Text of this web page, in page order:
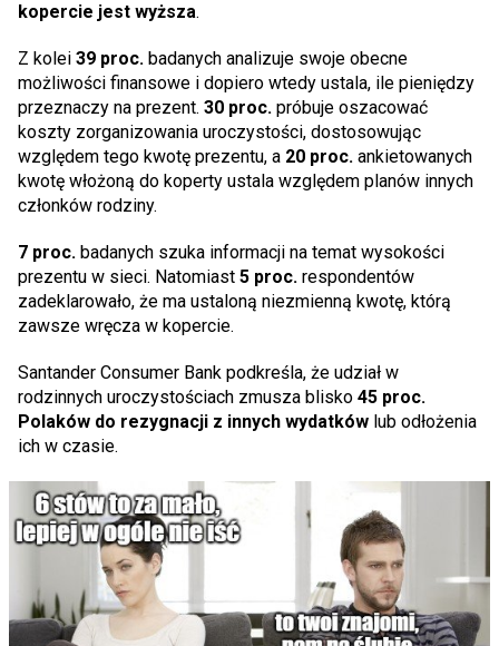
kopercie jest wyższa.
Z kolei 39 proc. badanych analizuje swoje obecne
możliwości finansowe i dopiero wtedy ustala, ile pieniędzy
przeznaczy na prezent. 30 proc. próbuje oszacować
koszty zorganizowania uroczystości, dostosowując
względem tego kwotę prezentu, a 20 proc. ankietowanych
kwotę włożoną do koperty ustala względem planów innych
członków rodziny.
7 proc. badanych szuka informacji na temat wysokości
prezentu w sieci. Natomiast 5 proc. respondentów
zadeklarowało, że ma ustaloną niezmienną kwotę, którą
zawsze wręcza w kopercie.
Santander Consumer Bank podkreśla, że udział w
rodzinnych uroczystościach zmusza blisko 45 proc.
Polaków do rezygnacji z innych wydatków lub odłożenia
ich w czasie.